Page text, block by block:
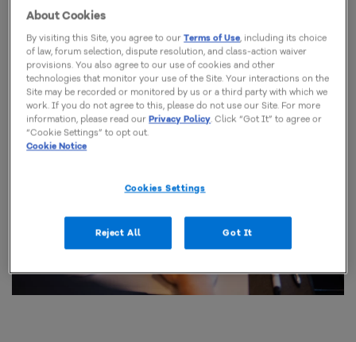
About Cookies
By visiting this Site, you agree to ourTerms of Use, including its choice
of law, forum selection, dispute resolution, and class-action waiver
provisions. You also agree to our use of cookies and other
technologies that monitor your use of the Site. Your interactions on the
Site may be recorded or monitored by us or a third party with which we
work. If you do not agree to this, please do not use our Site. For more
information, please read ourPrivacy Policy. Click “Got It” to agree or
“Cookie Settings” to opt out.
Cookie Notice
Cookies Settings
Reject All Got It